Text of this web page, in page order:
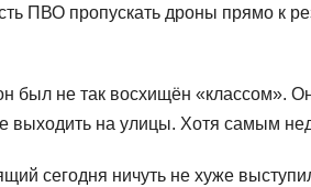
ПВО пропускать дроны прямо к
был не так восхищён «классом».
выходить на улицы. Хотя самым
сегодня ничуть не хуже